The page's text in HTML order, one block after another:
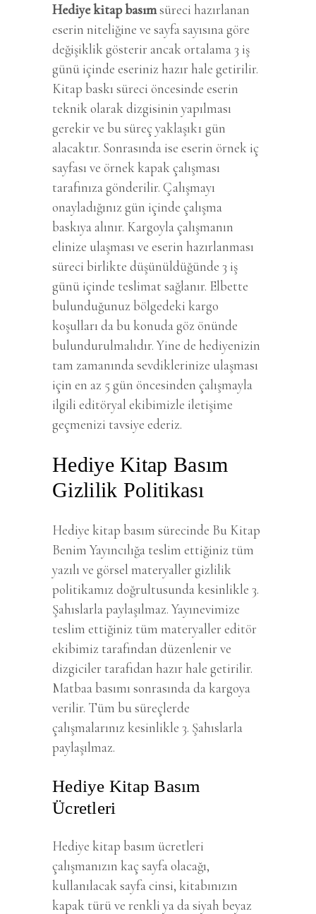
Hediye kitap basımsüreci hazırlanan
eserin niteliğine ve sayfa sayısına göre
değişiklik gösterir ancak ortalama 3 iş
günü içinde eseriniz hazır hale getirilir.
Kitap baskı süreci öncesinde eserin
teknik olarak dizgisinin yapılması
gerekir ve bu süreç yaklaşık1 gün
alacaktır. Sonrasında ise eserin örnek iç
sayfası ve örnek kapak çalışması
tarafınıza gönderilir. Çalışmayı
onayladığınız gün içinde çalışma
baskıya alınır. Kargoyla çalışmanın
elinize ulaşması ve eserin hazırlanması
süreci birlikte düşünüldüğünde 3 iş
günü içinde teslimat sağlanır. Elbette
bulunduğunuz bölgedeki kargo
koşulları da bu konuda göz önünde
bulundurulmalıdır. Yine de hediyenizin
tam zamanında sevdiklerinize ulaşması
için en az 5 gün öncesinden çalışmayla
ilgili editöryal ekibimizle iletişime
geçmenizi tavsiye ederiz.
Hediye Kitap Basım
Gizlilik Politikası
Hediye kitap basım sürecinde Bu Kitap
Benim Yayıncılığa teslim ettiğiniz tüm
yazılı ve görsel materyaller gizlilik
politikamız doğrultusunda kesinlikle 3.
Şahıslarla paylaşılmaz. Yayınevimize
teslim ettiğiniz tüm materyaller editör
ekibimiz tarafından düzenlenir ve
dizgiciler tarafıdan hazır hale getirilir.
Matbaa basımı sonrasında da kargoya
verilir. Tüm bu süreçlerde
çalışmalarınız kesinlikle 3. Şahıslarla
paylaşılmaz.
Hediye Kitap Basım
Ücretleri
Hediye kitap basım ücretleri
çalışmanızın kaç sayfa olacağı,
kullanılacak sayfa cinsi, kitabınızın
kapak türü ve renkli ya da siyah beyaz